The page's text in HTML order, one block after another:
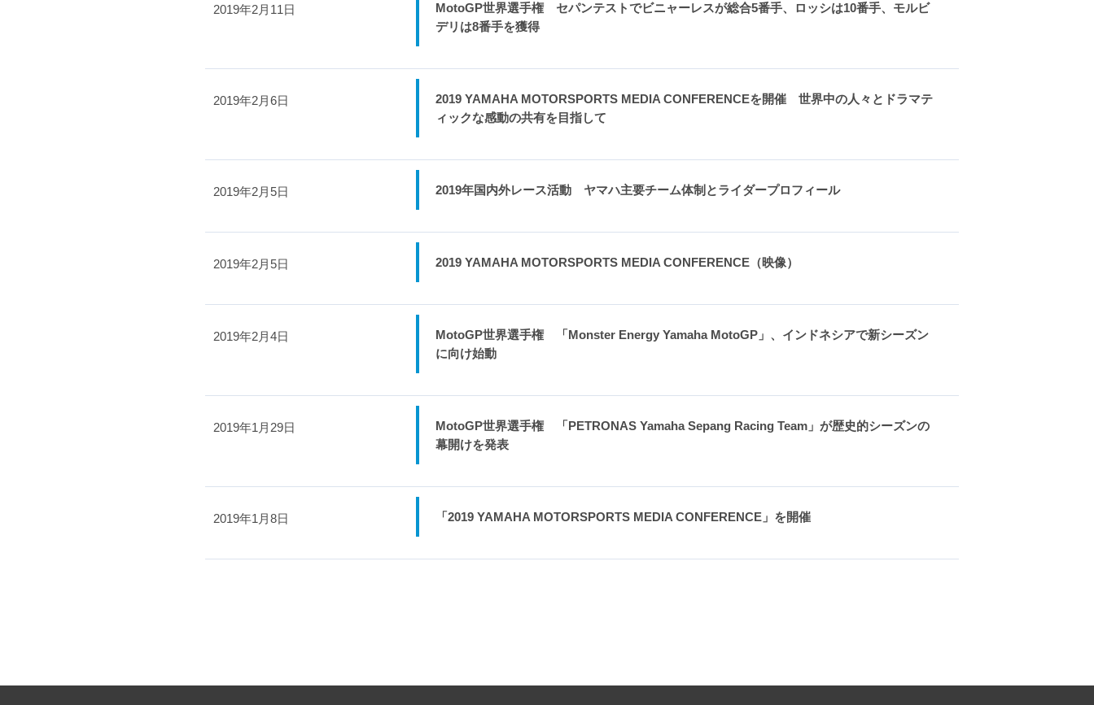
2019年2月11日
MotoGP世界選手権 セパンテストでビニャーレスが総合5番手、ロッシは10番手、モルビ
デリは8番手を獲得
2019年2月6日
2019 YAMAHA MOTORSPORTS MEDIA CONFERENCEを開催 世界中の人々とドラマテ
ィックな感動の共有を目指して
2019年2月5日 2019年国内外レース活動 ヤマハ主要チーム体制とライダープロフィール
2019年2月5日 2019 YAMAHA MOTORSPORTS MEDIA CONFERENCE（映像）
2019年2月4日
MotoGP世界選手権 「Monster Energy Yamaha MotoGP」、インドネシアで新シーズン
に向け始動
2019年1月29日
MotoGP世界選手権 「PETRONAS Yamaha Sepang Racing Team」が歴史的シーズンの
幕開けを発表
2019年1月8日 「2019 YAMAHA MOTORSPORTS MEDIA CONFERENCE」を開催